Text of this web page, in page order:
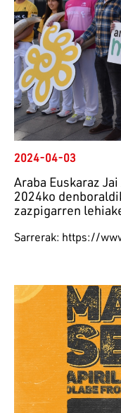
2024-04-03
Araba Euskaraz
2024ko
zazpigarren
Sarrerak: https://